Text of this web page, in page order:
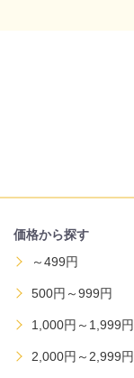
価格から探す
～499円
500円～999円
1,000円～1,999円
2,000円～2,999円